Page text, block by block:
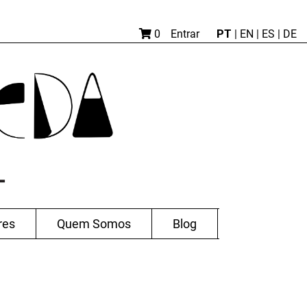
0 Entrar PT | EN | ES | DE
Quem Somos Blog